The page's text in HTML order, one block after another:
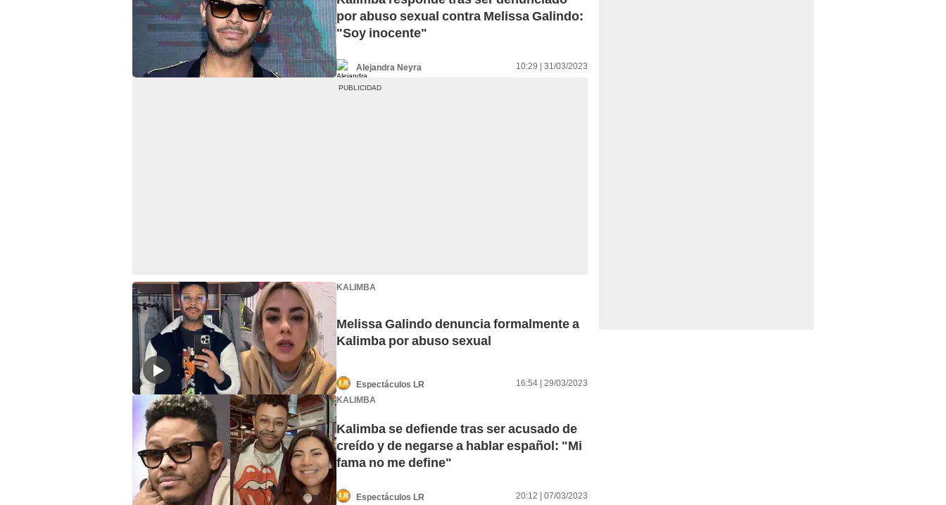
por abuso sexual contra Melissa Galindo:
"Soy inocente"
Alejandra Neyra 10:29 | 31/03/2023
KALIMBA
Melissa Galindo denuncia formalmente a
Kalimba por abuso sexual
Espectáculos LR
16:54 | 29/03/2023
KALIMBA
Kalimba se defiende tras ser acusado de
creído y de negarse a hablar español: "Mi
fama no me define"
Espectáculos LR
20:12 | 07/03/2023